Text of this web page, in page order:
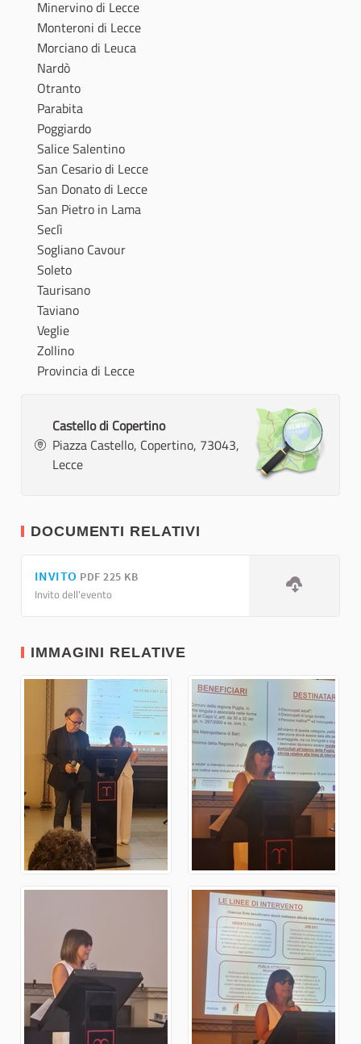
Minervino di Lecce
Monteroni di Lecce
Morciano di Leuca
Nardò
Otranto
Parabita
Poggiardo
Salice Salentino
San Cesario di Lecce
San Donato di Lecce
San Pietro in Lama
Seclì
Sogliano Cavour
Soleto
Taurisano
Taviano
Veglie
Zollino
Provincia di Lecce
Castello di Copertino
Piazza Castello, Copertino, 73043,
Lecce
DOCUMENTI RELATIVI
INVITO PDF 225 KB
Invito dell'evento
IMMAGINI RELATIVE